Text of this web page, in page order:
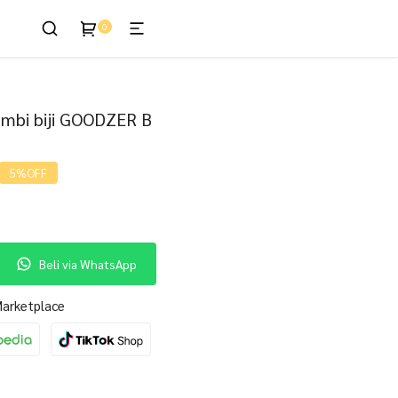
0
biji GOODZER B
Harga
saat
Rp40.000.
5%OFF
Beli via WhatsApp